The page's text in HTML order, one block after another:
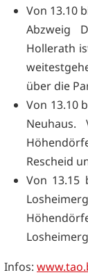
Von 13.10
Abzweig
Hollerath
über die
Von 13.10
Neuhaus.
Rescheid
Von 13.15
Infos: